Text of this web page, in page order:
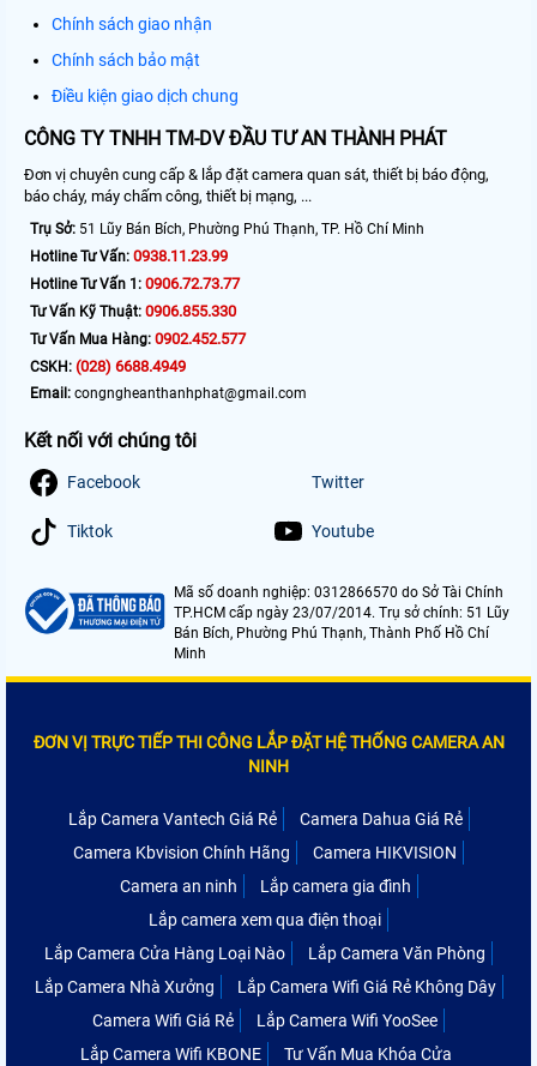
Chính sách giao nhận
Chính sách bảo mật
Điều kiện giao dịch chung
CÔNG TY TNHH TM-DV ĐẦU TƯ AN THÀNH PHÁT
Đơn vị chuyên cung cấp & lắp đặt camera quan sát, thiết bị báo động,
báo cháy, máy chấm công, thiết bị mạng, ...
Trụ Sở: 51 Lũy Bán Bích, Phường Phú Thạnh, TP. Hồ Chí Minh
Hotline Tư Vấn: 0938.11.23.99
Hotline Tư Vấn 1: 0906.72.73.77
Tư Vấn Kỹ Thuật: 0906.855.330
Tư Vấn Mua Hàng: 0902.452.577
CSKH: (028) 6688.4949
Email: congngheanthanhphat@gmail.com
Kết nối với chúng tôi
Facebook Twitter
Tiktok Youtube
Mã số doanh nghiệp: 0312866570 do Sở Tài Chính
TP.HCM cấp ngày 23/07/2014. Trụ sở chính: 51 Lũy
Bán Bích, Phường Phú Thạnh, Thành Phố Hồ Chí
Minh
ĐƠN VỊ TRỰC TIẾP THI CÔNG LẮP ĐẶT HỆ THỐNG CAMERA AN
NINH
Lắp Camera Vantech Giá Rẻ
Camera Dahua Giá Rẻ
Camera Kbvision Chính Hãng
Camera HIKVISION
Camera an ninh
Lắp camera gia đình
Lắp camera xem qua điện thoại
Lắp Camera Cửa Hàng Loại Nào
Lắp Camera Văn Phòng
Lắp Camera Nhà Xưởng
Lắp Camera Wifi Giá Rẻ Không Dây
Camera Wifi Giá Rẻ
Lắp Camera Wifi YooSee
Lắp Camera Wifi KBONE
Tư Vấn Mua Khóa Cửa